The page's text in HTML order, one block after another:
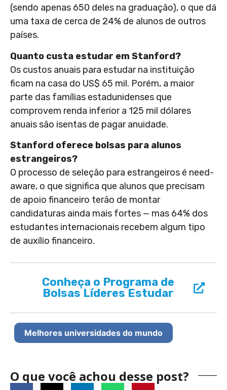
(sendo apenas 650 deles na graduação), o que dá
uma taxa de cerca de 24% de alunos de outros
países.
Quanto custa estudar em Stanford?
Os custos anuais para estudar na instituição
ficam na casa do US$ 65 mil. Porém, a maior
parte das famílias estadunidenses que
comprovem renda inferior a 125 mil dólares
anuais são isentas de pagar anuidade.
Stanford oferece bolsas para alunos
estrangeiros?
O processo de seleção para estrangeiros é need-
aware, o que significa que alunos que precisam
de apoio financeiro terão de montar
candidaturas ainda mais fortes — mas 64% dos
estudantes internacionais recebem algum tipo
de auxílio financeiro.
Conheça o Programa de
Bolsas Líderes Estudar
Melhores universidades do mundo
O que você achou desse post?